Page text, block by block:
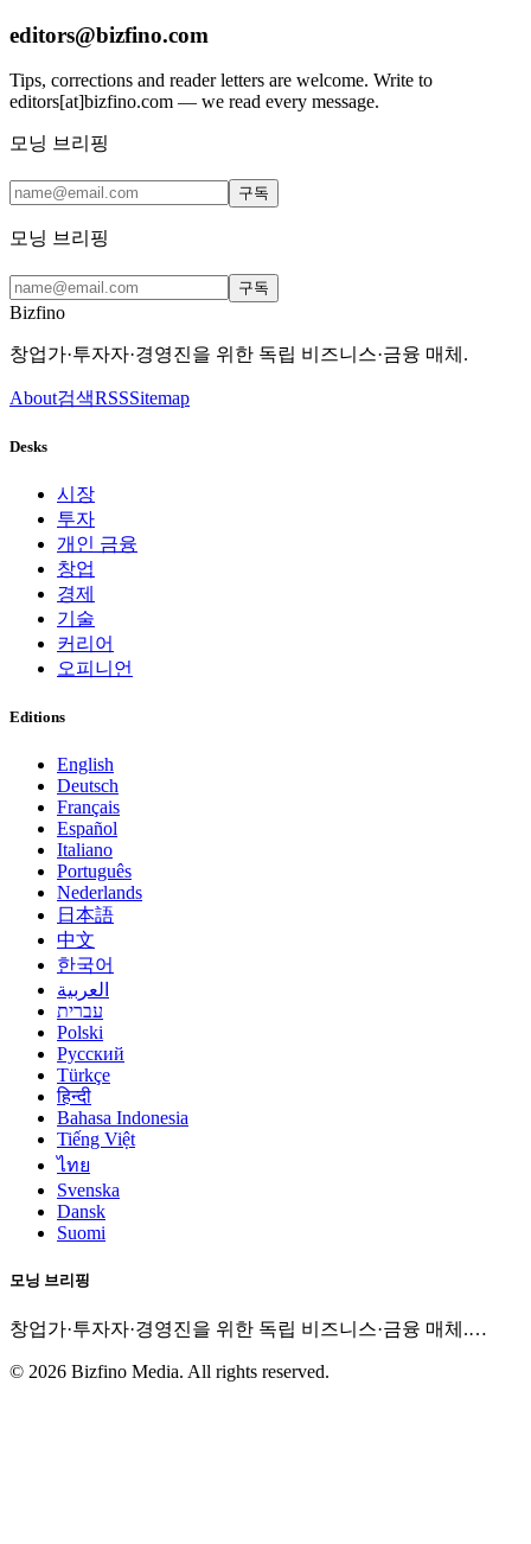
editors@bizfino.com
Tips, corrections and reader letters are welcome. Write to
editors[at]bizfino.com — we read every message.
모닝 브리핑
구독
모닝 브리핑
구독
Bizfino
창업가·투자자·경영진을 위한 독립 비즈니스·금융 매체.
About검색RSSSitemap
Desks
시장
투자
개인 금융
창업
경제
기술
커리어
오피니언
Editions
English
Deutsch
Français
Español
Italiano
Português
Nederlands
日本語
中文
한국어
العربية
עברית
Polski
Русский
Türkçe
हिन्दी
Bahasa Indonesia
Tiếng Việt
ไทย
Svenska
Dansk
Suomi
모닝 브리핑
창업가·투자자·경영진을 위한 독립 비즈니스·금융 매체.…
© 2026 Bizfino Media. All rights reserved.